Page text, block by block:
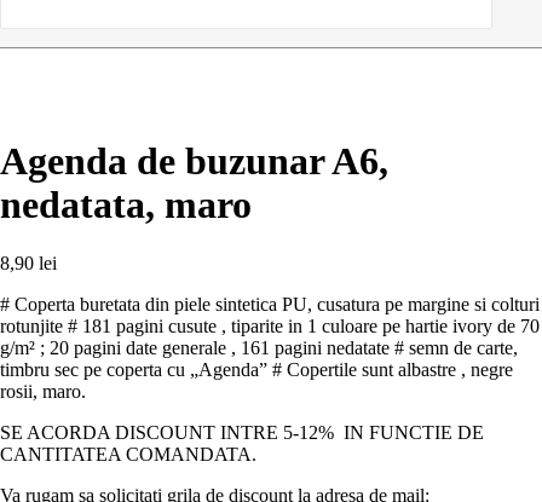
Agenda de buzunar A6,
nedatata, maro
8,90 lei
# Coperta buretata din piele sintetica PU, cusatura pe margine si colturi
rotunjite # 181 pagini cusute , tiparite in 1 culoare pe hartie ivory de 70
g/m² ; 20 pagini date generale , 161 pagini nedatate # semn de carte,
timbru sec pe coperta cu „Agenda” # Copertile sunt albastre , negre
rosii, maro.
SE ACORDA DISCOUNT INTRE 5-12% IN FUNCTIE DE
CANTITATEA COMANDATA.
Va rugam sa solicitati grila de discount la adresa de mail: